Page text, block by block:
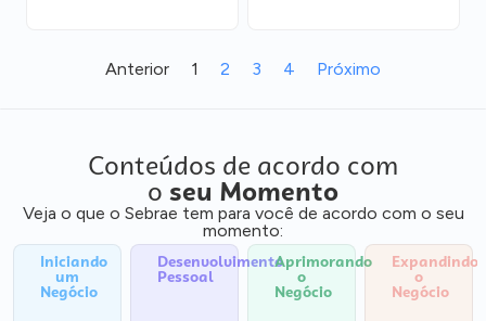
Anterior 1 2 3 4 Próximo
Conteúdos de acordo com
o seu Momento
Veja o que o Sebrae tem para você de acordo com o seu
momento:
Iniciando
um
Negócio
Desenvolvimento
Pessoal
Aprimorando
o
Negócio
Expandindo
o
Negócio